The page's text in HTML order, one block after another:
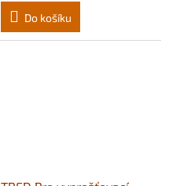
Do košíku